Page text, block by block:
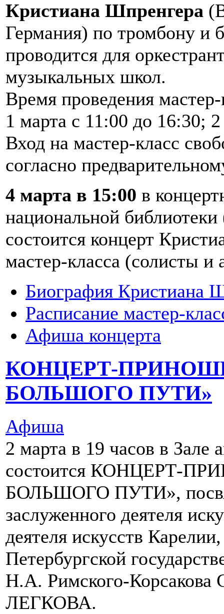
Кристиана Шпренгера
Германия) по тромбону и
проводится для
музыкальных школ.
Время проведения мастер-
1 марта с 11:00 до 16:30;
Вход на мастер-класс
согласно
4 марта в 15:00 в
национальной
состоится концерт
мастер-класса (солисты
Биография Кристиана
Расписание мастер-
Афиша концерта
КОНЦЕРТ-
БОЛЬШОГО ПУТИ»
Афиша
2 марта в 19 часов в Зале
состоится КОНЦЕРТ-
БОЛЬШОГО ПУТИ»,
заслуженного деятеля
деятеля искусств
Петербургской
Н.А. Римского-Корсакова
ЛЕГКОВА.